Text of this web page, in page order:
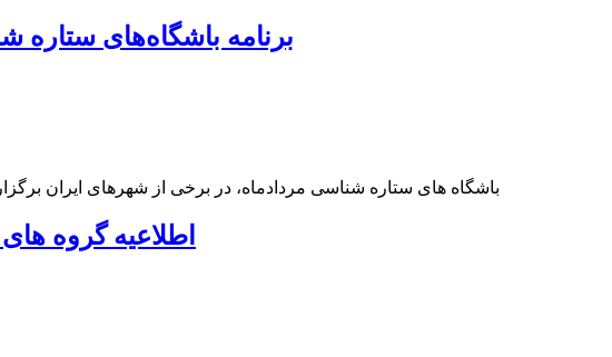
برنامه باشگاه‌های ستاره
باشگاه های ستاره شناسی مردادماه، در برخی از شهرهای ایران برگزار خواهد
اطلاعیه گروه